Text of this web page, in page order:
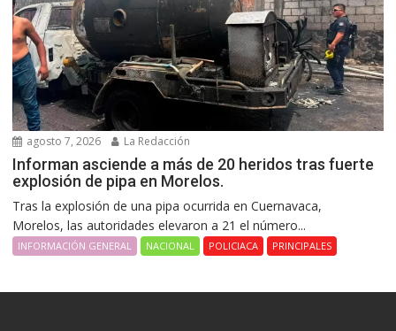
agosto 7, 2026 La Redacción
Informan asciende a más de 20 heridos tras fuerte
explosión de pipa en Morelos.
Tras la explosión de una pipa ocurrida en Cuernavaca,
Morelos, las autoridades elevaron a 21 el número...
INFORMACIÓN GENERAL NACIONAL POLICIACA PRINCIPALES